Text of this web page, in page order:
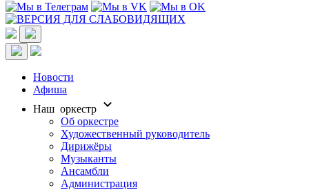
Новости
Афиша
Наш оркестр
Об оркестре
Художественный руководитель
Дирижёры
Музыканты
Ансамбли
Администрация